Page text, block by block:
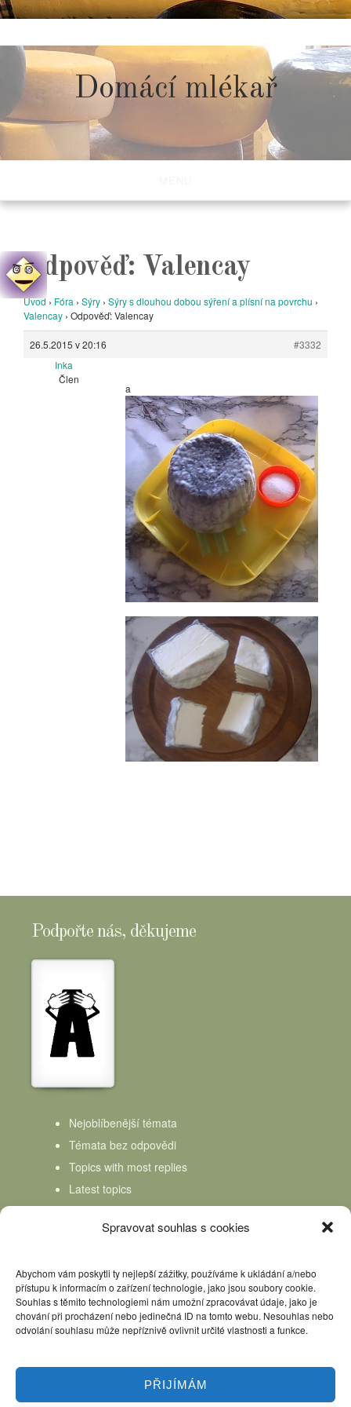
Spravovat souhlas s cookies
Abychom vám poskytli ty nejlepší zážitky, používáme k ukládání a/nebo
přístupu k informacím o zařízení technologie, jako jsou soubory cookie.
Souhlas s těmito technologiemi nám umožní zpracovávat údaje, jako je
chování při procházení nebo jedinečná ID na tomto webu. Nesouhlas nebo
odvolání souhlasu může nepříznivě ovlivnit určité vlastnosti a funkce.
PŘIJÍMÁM
to
content
Domácí mlékař
Odpověď: Valencay
Úvod › Fóra › Sýry › Sýry s dlouhou dobou sýření a plísní na povrchu ›
Valencay › Odpověď: Valencay
26.5.2015 v 20:16
#3332
Inka
Člen
a
Podpořte nás, děkujeme
Nejoblíbenější témata
Témata bez odpovědi
Topics with most replies
Latest topics
Topics Freshness